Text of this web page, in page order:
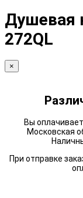
Душевая
272QL
×
Вы
Московская
При отправке